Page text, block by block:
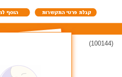
(100144)